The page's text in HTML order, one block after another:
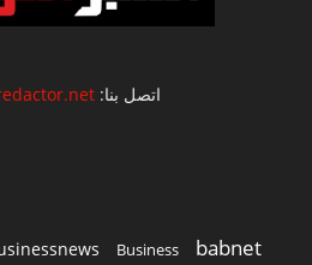
اتصل بنا:
babnet
Business